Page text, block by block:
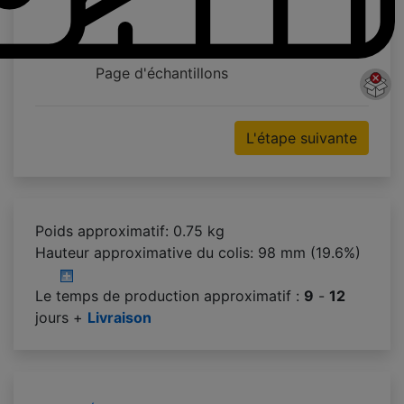
Page d'échantillons
L'étape suivante
Poids approximatif: 0.75 kg
Hauteur approximative du colis: 98 mm (19.6%)
Le temps de production approximatif : 9 - 12
jours + Livraison